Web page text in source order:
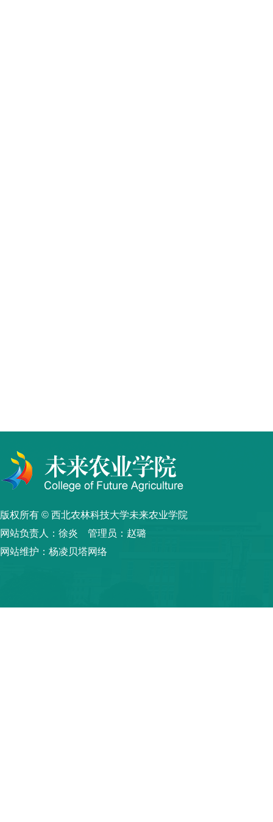
版权所有 © 西北农林科技大学未来农业学院
网站负责人：徐炎 管理员：赵璐
网站维护：杨凌贝塔网络